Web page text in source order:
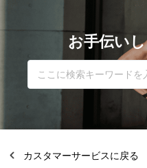
お手伝い
カスタマーサービスに戻る